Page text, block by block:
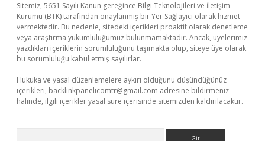
Sitemiz, 5651 Sayılı Kanun gereğince Bilgi Teknolojileri ve İletişim
Kurumu (BTK) tarafından onaylanmış bir Yer Sağlayıcı olarak hizmet
vermektedir. Bu nedenle, sitedeki içerikleri proaktif olarak denetleme
veya araştırma yükümlülüğümüz bulunmamaktadır. Ancak, üyelerimiz
yazdıkları içeriklerin sorumluluğunu taşımakta olup, siteye üye olarak
bu sorumluluğu kabul etmiş sayılırlar.
Hukuka ve yasal düzenlemelere aykırı olduğunu düşündüğünüz
içerikleri, backlinkpanelicomtr@gmail.com adresine bildirmeniz
halinde, ilgili içerikler yasal süre içerisinde sitemizden kaldırılacaktır.